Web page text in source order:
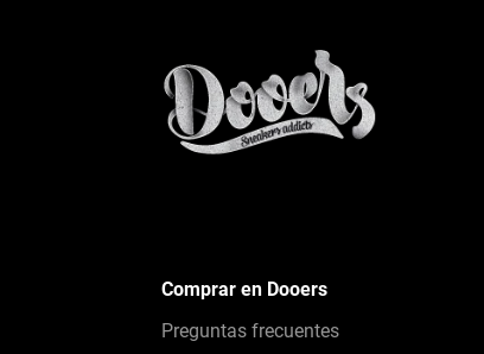
Comprar en Dooers
Preguntas frecuentes